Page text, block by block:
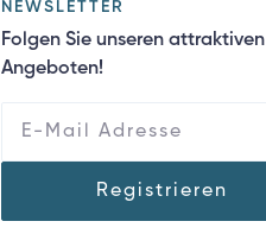
NEWSLETTER
Folgen Sie unseren attraktiven
Angeboten!
Registrieren